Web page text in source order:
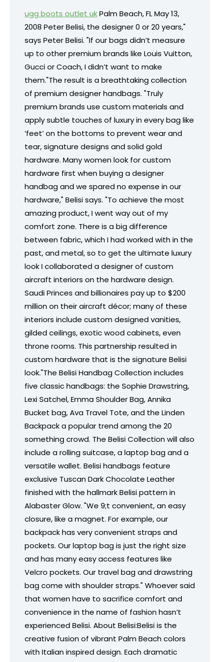
ugg boots outlet ukPalm Beach, FL May 13,
2008 Peter Belisi, the designer 0 or 20 years,"
says Peter Belisi. "If our bags didn’t measure
up to other premium brands like Louis Vuitton,
Gucci or Coach, I didn’t want to make
them."The result is a breathtaking collection
of premium designer handbags. "Truly
premium brands use custom materials and
apply subtle touches of luxury in every bag like
‘feet’ on the bottoms to prevent wear and
tear, signature designs and solid gold
hardware. Many women look for custom
hardware first when buying a designer
handbag and we spared no expense in our
hardware," Belisi says. "To achieve the most
amazing product, I went way out of my
comfort zone. There is a big difference
between fabric, which I had worked with in the
past, and metal, so to get the ultimate luxury
look I collaborated a designer of custom
aircraft interiors on the hardware design.
Saudi Princes and billionaires pay up to $200
million on their aircraft décor; many of these
interiors include custom designed vanities,
gilded ceilings, exotic wood cabinets, even
throne rooms. This partnership resulted in
custom hardware that is the signature Belisi
look."The Belisi Handbag Collection includes
five classic handbags: the Sophie Drawstring,
Lexi Satchel, Emma Shoulder Bag, Annika
Bucket bag, Ava Travel Tote, and the Linden
Backpack a popular trend among the 20
something crowd. The Belisi Collection will also
include a rolling suitcase, a laptop bag and a
versatile wallet. Belisi handbags feature
exclusive Tuscan Dark Chocolate Leather
finished with the hallmark Belisi pattern in
Alabaster Glow. "We 9;t convenient, an easy
closure, like a magnet. For example, our
backpack has very convenient straps and
pockets. Our laptop bag is just the right size
and has many easy access features like
Velcro pockets. Our travel bag and drawstring
bag come with shoulder straps." Whoever said
that women have to sacrifice comfort and
convenience in the name of fashion hasn’t
experienced Belisi. About Belisi:Belisi is the
creative fusion of vibrant Palm Beach colors
with Italian inspired design. Each dramatic